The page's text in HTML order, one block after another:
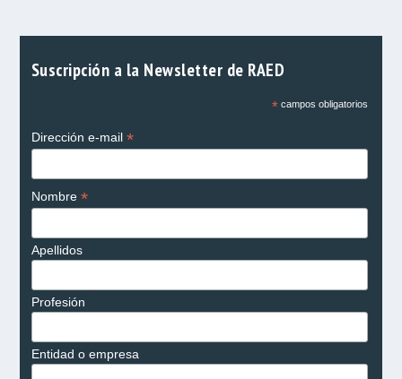
Suscripción a la Newsletter de RAED
*campos obligatorios
Dirección e-mail *
Nombre *
Apellidos
Profesión
Entidad o empresa